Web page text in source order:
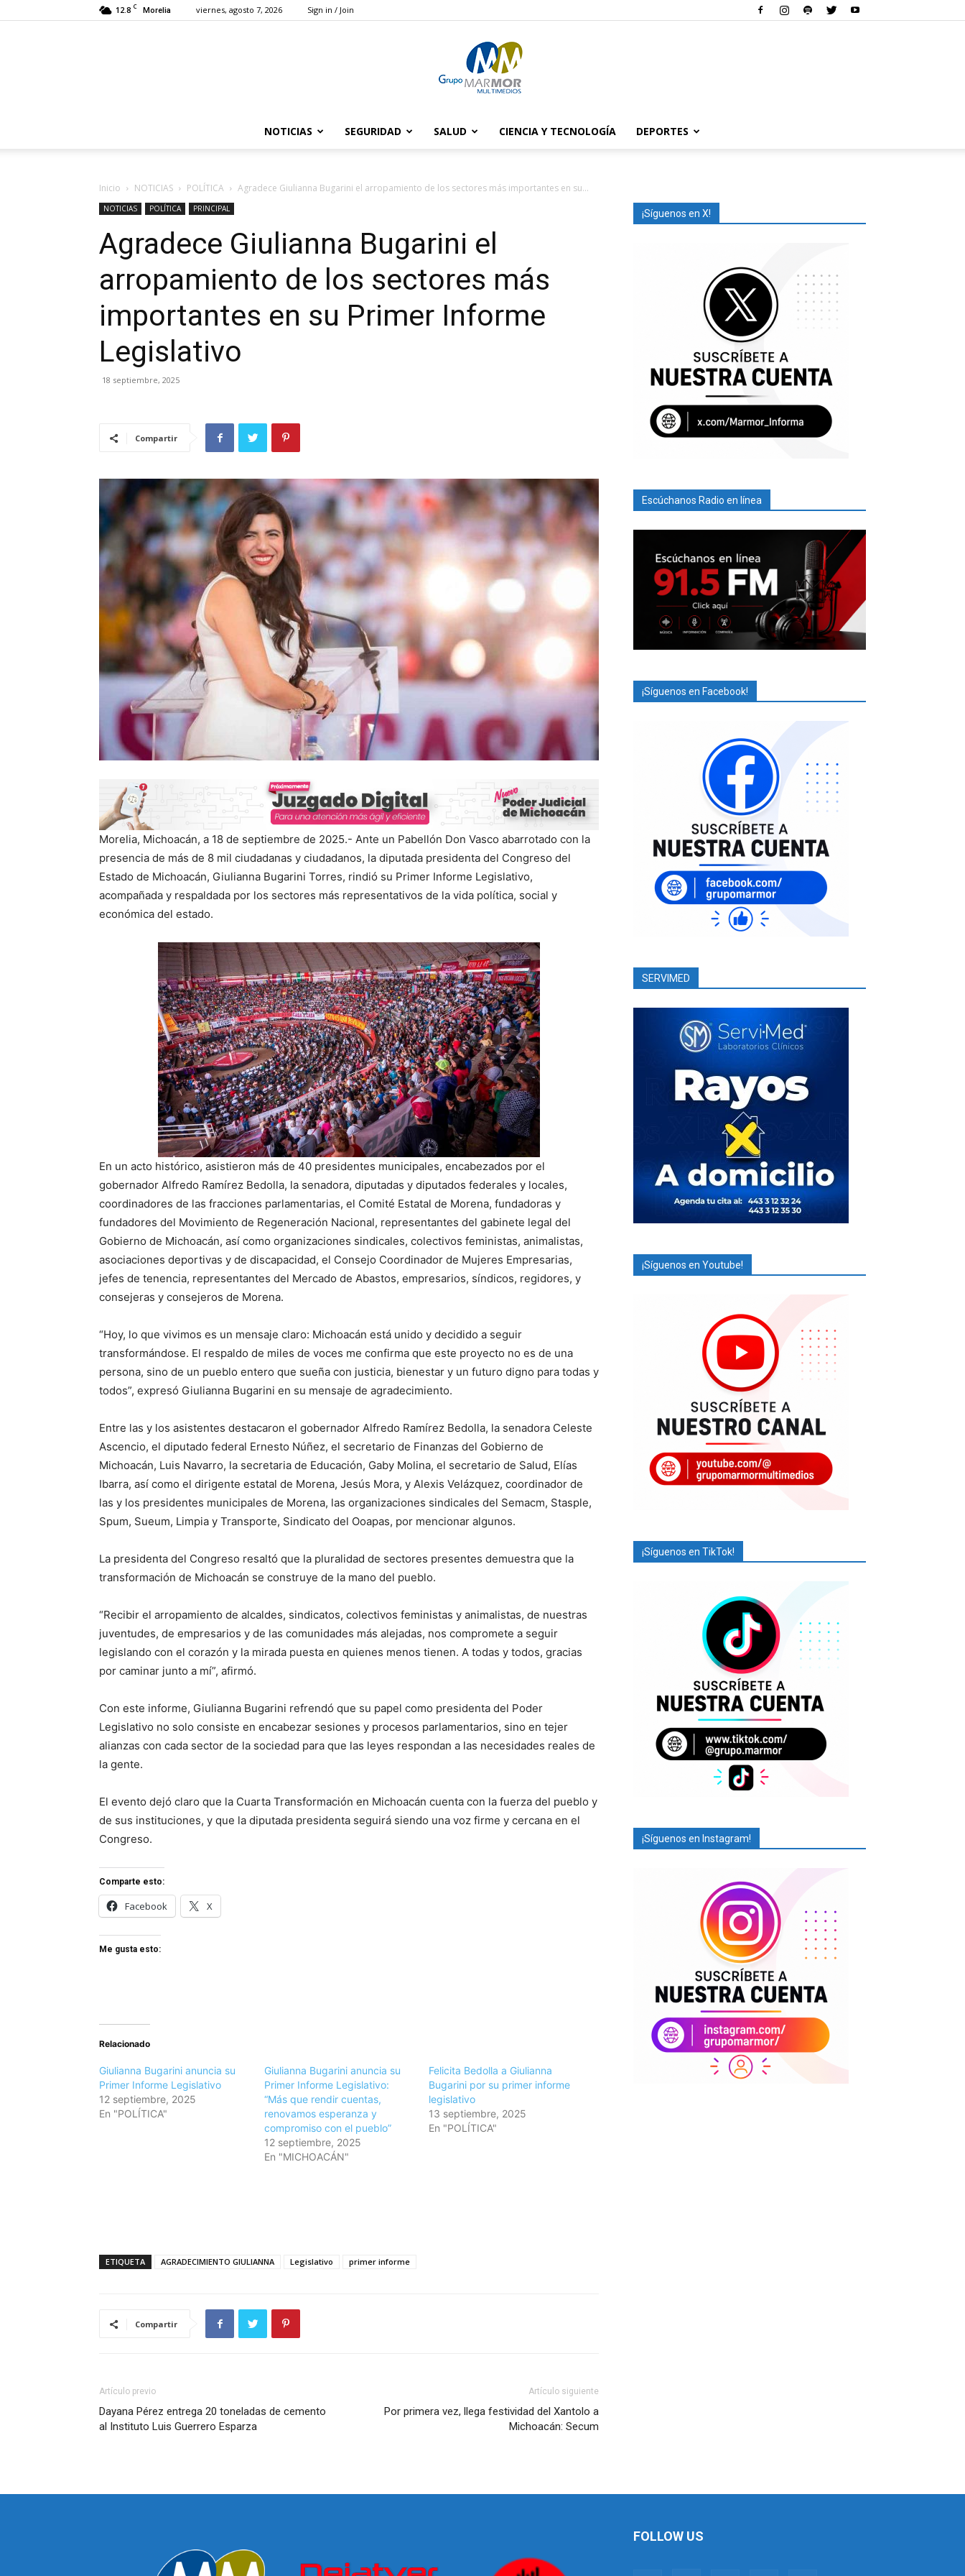
12.8 C Morelia viernes, agosto 7, 2026 Sign in / Join
Marmor
NOTICIAS SEGURIDAD SALUD CIENCIA Y TECNOLOGÍA DEPORTES
Inicio NOTICIAS POLÍTICA Agradece Giulianna Bugarini el arropamiento de los sectores más importantes en su...
NOTICIAS POLÍTICA PRINCIPAL
Agradece Giulianna Bugarini el
arropamiento de los sectores más
importantes en su Primer Informe
Legislativo
18 septiembre, 2025
Compartir
Morelia, Michoacán, a 18 de septiembre de 2025.- Ante un Pabellón Don Vasco abarrotado con la
presencia de más de 8 mil ciudadanas y ciudadanos, la diputada presidenta del Congreso del
Estado de Michoacán, Giulianna Bugarini Torres, rindió su Primer Informe Legislativo,
acompañada y respaldada por los sectores más representativos de la vida política, social y
económica del estado.
En un acto histórico, asistieron más de 40 presidentes municipales, encabezados por el
gobernador Alfredo Ramírez Bedolla, la senadora, diputadas y diputados federales y locales,
coordinadores de las fracciones parlamentarias, el Comité Estatal de Morena, fundadoras y
fundadores del Movimiento de Regeneración Nacional, representantes del gabinete legal del
Gobierno de Michoacán, así como organizaciones sindicales, colectivos feministas, animalistas,
asociaciones deportivas y de discapacidad, el Consejo Coordinador de Mujeres Empresarias,
jefes de tenencia, representantes del Mercado de Abastos, empresarios, síndicos, regidores, y
consejeras y consejeros de Morena.
“Hoy, lo que vivimos es un mensaje claro: Michoacán está unido y decidido a seguir
transformándose. El respaldo de miles de voces me confirma que este proyecto no es de una
persona, sino de un pueblo entero que sueña con justicia, bienestar y un futuro digno para todas y
todos”, expresó Giulianna Bugarini en su mensaje de agradecimiento.
Entre las y los asistentes destacaron el gobernador Alfredo Ramírez Bedolla, la senadora Celeste
Ascencio, el diputado federal Ernesto Núñez, el secretario de Finanzas del Gobierno de
Michoacán, Luis Navarro, la secretaria de Educación, Gaby Molina, el secretario de Salud, Elías
Ibarra, así como el dirigente estatal de Morena, Jesús Mora, y Alexis Velázquez, coordinador de
las y los presidentes municipales de Morena, las organizaciones sindicales del Semacm, Stasple,
Spum, Sueum, Limpia y Transporte, Sindicato del Ooapas, por mencionar algunos.
La presidenta del Congreso resaltó que la pluralidad de sectores presentes demuestra que la
transformación de Michoacán se construye de la mano del pueblo.
“Recibir el arropamiento de alcaldes, sindicatos, colectivos feministas y animalistas, de nuestras
juventudes, de empresarios y de las comunidades más alejadas, nos compromete a seguir
legislando con el corazón y la mirada puesta en quienes menos tienen. A todas y todos, gracias
por caminar junto a mí”, afirmó.
Con este informe, Giulianna Bugarini refrendó que su papel como presidenta del Poder
Legislativo no solo consiste en encabezar sesiones y procesos parlamentarios, sino en tejer
alianzas con cada sector de la sociedad para que las leyes respondan a las necesidades reales de
la gente.
El evento dejó claro que la Cuarta Transformación en Michoacán cuenta con la fuerza del pueblo y
de sus instituciones, y que la diputada presidenta seguirá siendo una voz firme y cercana en el
Congreso.
Comparte esto:
Facebook X
Me gusta esto:
Relacionado
Giulianna Bugarini anuncia su
Primer Informe Legislativo
12 septiembre, 2025
En "POLÍTICA"
Giulianna Bugarini anuncia su
Primer Informe Legislativo:
“Más que rendir cuentas,
renovamos esperanza y
compromiso con el pueblo”
12 septiembre, 2025
En "MICHOACÁN"
Felicita Bedolla a Giulianna
Bugarini por su primer informe
legislativo
13 septiembre, 2025
En "POLÍTICA"
ETIQUETA AGRADECIMIENTO GIULIANNA Legislativo primer informe
Compartir
Artículo previo
Dayana Pérez entrega 20 toneladas de cemento
al Instituto Luis Guerrero Esparza
Artículo siguiente
Por primera vez, llega festividad del Xantolo a
Michoacán: Secum
¡Síguenos en X!
Escúchanos Radio en línea
¡Síguenos en Facebook!
SERVIMED
¡Síguenos en Youtube!
¡Síguenos en TikTok!
¡Síguenos en Instagram!
FOLLOW US